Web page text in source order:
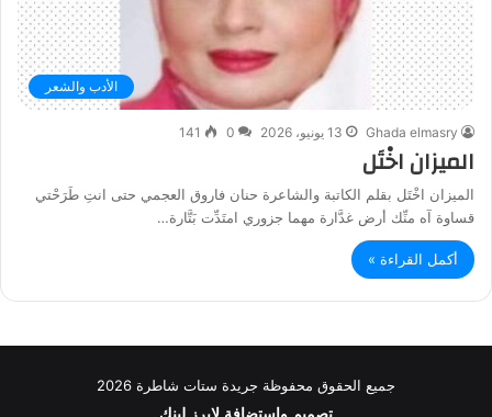
الأدب والشعر
Ghada elmasry 13 يونيو، 2026 0
141
الميزان اخْتَل
الميزان اخْتَل بقلم الكاتبة والشاعرة حنان فاروق العجمي حتى انتِ طَرَحْتي
قساوة آه منِّك أرض غدَّارة مهما جزوري امتَدِّت بَتَّارة…
أكمل القراءة »
جميع الحقوق محفوظة جريدة ستات شاطرة 2026